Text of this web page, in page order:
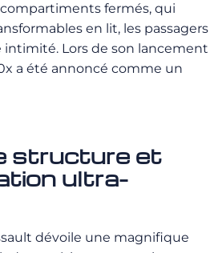
fermés, qui
en lit, les passagers
intimité. Lors de son lancement
a été annoncé comme un
structure et
ultra-
dévoile une magnifique